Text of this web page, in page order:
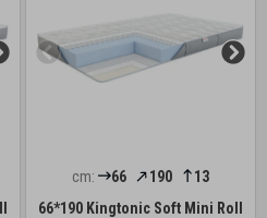
cm: 66 190
13
66*190 Kingtonic Soft Mini Roll